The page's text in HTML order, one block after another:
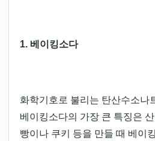
1. 베이킹소다
화학기호로 불리는 탄산수소나
베이킹소다의 가장 큰 특징은
빵이나 쿠키 등을 만들 때 베이